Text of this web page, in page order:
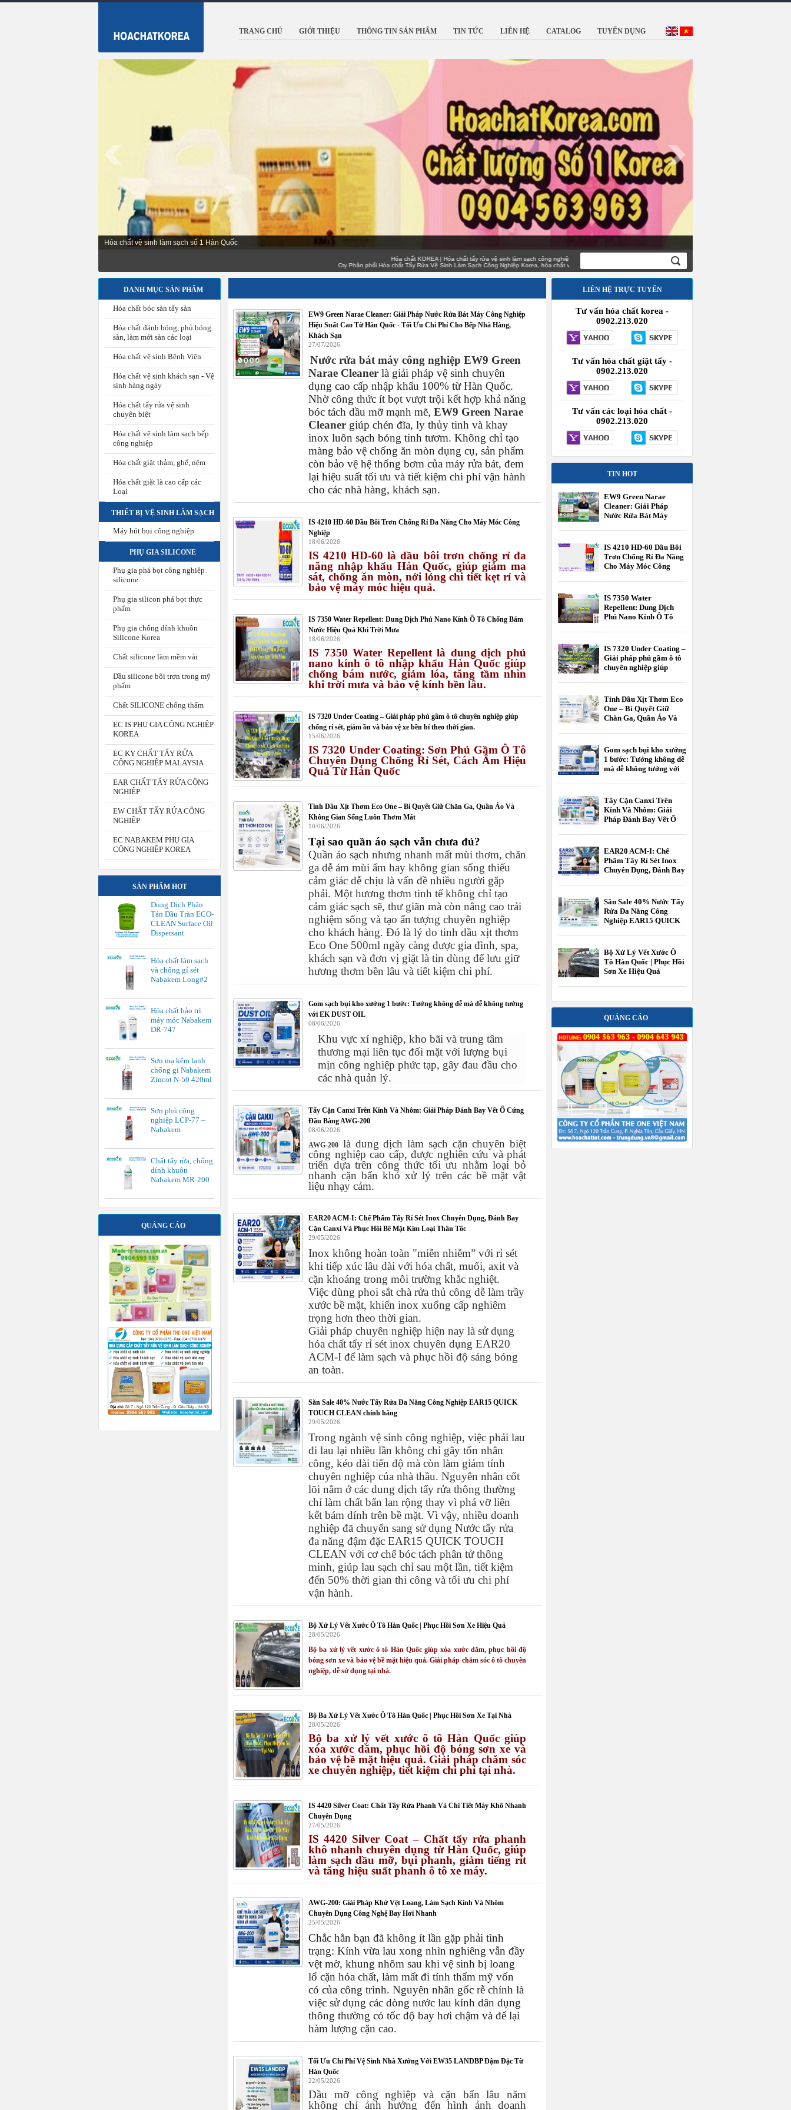
TRANG CHỦ GIỚI THIỆU THÔNG TIN SẢN PHẨM TIN TỨC LIÊN HỆ CATALOG TUYỂN DỤNG
Hóa chất tẩy rửa vệ sinh cao cấp Korea
Hóa chất KOREA | Hóa chất tẩy rửa vệ sinh làm sạch công nghiệp TỐT
Cty Phân phối Hóa chất Tẩy Rửa Vệ Sinh Làm Sạch Công Nghiệp Korea, hóa chất vệ sinh công nghiệp nhập
DANH MỤC SẢN PHẨM
Hóa chất bóc sàn tẩy sàn
Hóa chất đánh bóng, phủ bóng
sàn, làm mới sàn các loại
Hóa chất vệ sinh Bệnh Viện
Hóa chất vệ sinh khách sạn - Vệ
sinh hàng ngày
Hóa chất tẩy rửa vệ sinh
chuyên biệt
Hóa chất vệ sinh làm sạch bếp
công nghiệp
Hóa chất giặt thảm, ghế, nệm
Hóa chất giặt là cao cấp các
Loại
THIẾT BỊ VỆ SINH LÀM SẠCH
Máy hút bụi công nghiệp
PHỤ GIA SILICONE
Phụ gia phá bọt công nghiệp
silicone
Phụ gia silicon phá bọt thực
phẩm
Phụ gia chống dính khuôn
Silicone Korea
Chất silicone làm mềm vải
Dầu silicone bôi trơn trong mỹ
phẩm
Chất SILICONE chống thấm
EC IS PHỤ GIA CÔNG NGHIỆP
KOREA
EC KY CHẤT TẨY RỬA
CÔNG NGHIỆP MALAYSIA
EAR CHẤT TẨY RỬA CÔNG
NGHIỆP
EW CHẤT TẨY RỬA CÔNG
NGHIỆP
EC NABAKEM PHỤ GIA
CÔNG NGHIỆP KOREA
SẢN PHẨM HOT
Dung Dịch Phân
Tán Dầu Tràn ECO-
CLEAN Surface Oil
Dispersant
Hóa chất làm sạch
và chống gỉ sét
Nabakem Long#2
Hóa chất bảo trì
máy móc Nabakem
DR-747
Sơn mạ kẽm lạnh
chống gỉ Nabakem
Zincot N-50 420ml
Sơn phủ công
nghiệp LCP-77 –
Nabakem
Chất tẩy rửa, chống
dính khuôn
Nabakem MR-200
QUẢNG CÁO
EW9 Green Narae Cleaner: Giải Pháp Nước Rửa Bát Máy Công Nghiệp
Hiệu Suất Cao Từ Hàn Quốc - Tối Ưu Chi Phí Cho Bếp Nhà Hàng,
Khách Sạn
27/07/2026
Nước rửa bát máy công nghiệp EW9 Green
Narae Cleaner là giải pháp vệ sinh chuyên
dụng cao cấp nhập khẩu 100% từ Hàn Quốc.
Nhờ công thức ít bọt vượt trội kết hợp khả năng
bóc tách dầu mỡ mạnh mẽ, EW9 Green Narae
Cleaner giúp chén đĩa, ly thủy tinh và khay
inox luôn sạch bóng tinh tươm. Không chỉ tạo
màng bảo vệ chống ăn mòn dụng cụ, sản phẩm
còn bảo vệ hệ thống bơm của máy rửa bát, đem
lại hiệu suất tối ưu và tiết kiệm chi phí vận hành
cho các nhà hàng, khách sạn.
IS 4210 HD-60 Dầu Bôi Trơn Chống Rỉ Đa Năng Cho Máy Móc Công
Nghiệp
18/06/2026
IS 4210 HD-60 là dầu bôi trơn chống rỉ đa
năng nhập khẩu Hàn Quốc, giúp giảm ma
sát, chống ăn mòn, nới lỏng chi tiết kẹt rỉ và
bảo vệ máy móc hiệu quả.
IS 7350 Water Repellent: Dung Dịch Phủ Nano Kính Ô Tô Chống Bám
Nước Hiệu Quả Khi Trời Mưa
18/06/2026
IS 7350 Water Repellent là dung dịch phủ
nano kính ô tô nhập khẩu Hàn Quốc giúp
chống bám nước, giảm lóa, tăng tầm nhìn
khi trời mưa và bảo vệ kính bền lâu.
IS 7320 Under Coating – Giải pháp phủ gầm ô tô chuyên nghiệp giúp
chống rỉ sét, giảm ồn và bảo vệ xe bền bỉ theo thời gian.
15/06/2026
IS 7320 Under Coating: Sơn Phủ Gầm Ô Tô
Chuyên Dụng Chống Rỉ Sét, Cách Âm Hiệu
Quả Từ Hàn Quốc
Tinh Dầu Xịt Thơm Eco One – Bí Quyết Giữ Chăn Ga, Quần Áo Và
Không Gian Sống Luôn Thơm Mát
10/06/2026
Tại sao quần áo sạch vẫn chưa đủ?
Quần áo sạch nhưng nhanh mất mùi thơm, chăn
ga dễ ám mùi ẩm hay không gian sống thiếu
cảm giác dễ chịu là vấn đề nhiều người gặp
phải. Một hương thơm tinh tế không chỉ tạo
cảm giác sạch sẽ, thư giãn mà còn nâng cao trải
nghiệm sống và tạo ấn tượng chuyên nghiệp
cho khách hàng. Đó là lý do tinh dầu xịt thơm
Eco One 500ml ngày càng được gia đình, spa,
khách sạn và đơn vị giặt là tin dùng để lưu giữ
hương thơm bền lâu và tiết kiệm chi phí.
Gom sạch bụi kho xưởng 1 bước: Tưởng không dễ mà dễ không tưởng
với EK DUST OIL
08/06/2026
Khu vực xí nghiệp, kho bãi và trung tâm
thương mại liên tục đối mặt với lượng bụi
mịn công nghiệp phức tạp, gây đau đầu cho
các nhà quản lý.
Tẩy Cặn Canxi Trên Kính Và Nhôm: Giải Pháp Đánh Bay Vết Ố Cứng
Đầu Bằng AWG-200
08/06/2026
AWG-200 là dung dịch làm sạch cặn chuyên biệt
công nghiệp cao cấp, được nghiên cứu và phát
triển dựa trên công thức tối ưu nhằm loại bỏ
nhanh cặn bẩn khó xử lý trên các bề mặt vật
liệu nhạy cảm.
EAR20 ACM-I: Chế Phẩm Tẩy Rỉ Sét Inox Chuyên Dụng, Đánh Bay
Cặn Canxi Và Phục Hồi Bề Mặt Kim Loại Thần Tốc
29/05/2026
Inox không hoàn toàn "miễn nhiễm” với rỉ sét
khi tiếp xúc lâu dài với hóa chất, muối, axit và
cặn khoáng trong môi trường khắc nghiệt.
Việc dùng phoi sắt chà rửa thủ công dễ làm trầy
xước bề mặt, khiến inox xuống cấp nghiêm
trọng hơn theo thời gian.
Giải pháp chuyên nghiệp hiện nay là sử dụng
hóa chất tẩy rỉ sét inox chuyên dụng EAR20
ACM-I để làm sạch và phục hồi độ sáng bóng
an toàn.
Săn Sale 40% Nước Tẩy Rửa Đa Năng Công Nghiệp EAR15 QUICK
TOUCH CLEAN chính hãng
29/05/2026
Trong ngành vệ sinh công nghiệp, việc phải lau
đi lau lại nhiều lần không chỉ gây tốn nhân
công, kéo dài tiến độ mà còn làm giảm tính
chuyên nghiệp của nhà thầu. Nguyên nhân cốt
lõi nằm ở các dung dịch tẩy rửa thông thường
chỉ làm chất bẩn lan rộng thay vì phá vỡ liên
kết bám dính trên bề mặt. Vì vậy, nhiều doanh
nghiệp đã chuyển sang sử dụng Nước tẩy rửa
đa năng đậm đặc EAR15 QUICK TOUCH
CLEAN với cơ chế bóc tách phân tử thông
minh, giúp lau sạch chỉ sau một lần, tiết kiệm
đến 50% thời gian thi công và tối ưu chi phí
vận hành.
Bộ Xử Lý Vết Xước Ô Tô Hàn Quốc | Phục Hồi Sơn Xe Hiệu Quả
28/05/2026
Bộ ba xử lý vết xước ô tô Hàn Quốc giúp xóa xước dăm, phục hồi độ
bóng sơn xe và bảo vệ bề mặt hiệu quả. Giải pháp chăm sóc ô tô chuyên
nghiệp, dễ sử dụng tại nhà.
Bộ Ba Xử Lý Vết Xước Ô Tô Hàn Quốc | Phục Hồi Sơn Xe Tại Nhà
28/05/2026
Bộ ba xử lý vết xước ô tô Hàn Quốc giúp
xóa xước dăm, phục hồi độ bóng sơn xe và
bảo vệ bề mặt hiệu quả. Giải pháp chăm sóc
xe chuyên nghiệp, tiết kiệm chi phí tại nhà.
IS 4420 Silver Coat: Chất Tẩy Rửa Phanh Và Chi Tiết Máy Khô Nhanh
Chuyên Dụng
27/05/2026
IS 4420 Silver Coat – Chất tẩy rửa phanh
khô nhanh chuyên dụng từ Hàn Quốc, giúp
làm sạch dầu mỡ, bụi phanh, giảm tiếng rít
và tăng hiệu suất phanh ô tô xe máy.
AWG-200: Giải Pháp Khử Vệt Loang, Làm Sạch Kính Và Nhôm
Chuyên Dụng Công Nghệ Bay Hơi Nhanh
25/05/2026
Chắc hẳn bạn đã không ít lần gặp phải tình
trạng: Kính vừa lau xong nhìn nghiêng vẫn đầy
vệt mờ, khung nhôm sau khi vệ sinh bị loang
lổ cặn hóa chất, làm mất đi tính thẩm mỹ vốn
có của công trình. Nguyên nhân gốc rễ chính là
việc sử dụng các dòng nước lau kính dân dụng
thông thường có tốc độ bay hơi chậm và để lại
hàm lượng cặn cao.
Tối Ưu Chi Phí Vệ Sinh Nhà Xưởng Với EW35 LANDBP Đậm Đặc Từ
Hàn Quốc
22/05/2026
Dầu mỡ công nghiệp và cặn bẩn lâu năm
không chỉ ảnh hưởng đến hình ảnh doanh
LIÊN HỆ TRỰC TUYẾN
Tư vấn hóa chất korea -
0902.213.020
Tư vấn hóa chất giặt tẩy -
0902.213.020
Tư vấn các loại hóa chất -
0902.213.020
TIN HOT
EW9 Green Narae
Cleaner: Giải Pháp
Nước Rửa Bát Máy
Ưu Chi Phí Cho Bếp Nhà
Hàng, Khách Sạn
IS 4210 HD-60 Dầu Bôi
Trơn Chống Rỉ Đa Năng
Cho Máy Móc Công
IS 7350 Water
Repellent: Dung Dịch
Phủ Nano Kính Ô Tô
IS 7320 Under Coating –
Giải pháp phủ gầm ô tô
chuyên nghiệp giúp
thời gian.
Tinh Dầu Xịt Thơm Eco
One – Bí Quyết Giữ
Chăn Ga, Quần Áo Và
Gom sạch bụi kho xưởng
1 bước: Tưởng không dễ
mà dễ không tưởng với
Tẩy Cặn Canxi Trên
Kính Và Nhôm: Giải
Pháp Đánh Bay Vết Ố
EAR20 ACM-I: Chế
Phẩm Tẩy Rỉ Sét Inox
Chuyên Dụng, Đánh Bay
Tốc
Săn Sale 40% Nước Tẩy
Rửa Đa Năng Công
Nghiệp EAR15 QUICK
Bộ Xử Lý Vết Xước Ô
Tô Hàn Quốc | Phục Hồi
Sơn Xe Hiệu Quả
QUẢNG CÁO